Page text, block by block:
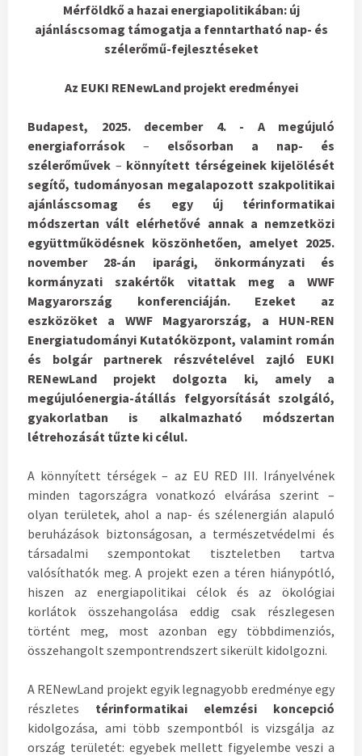
Mérföldkő a hazai energiapolitikában: új
ajánláscsomag támogatja a fenntartható nap- és
szélerőmű-fejlesztéseket
Az EUKI RENewLand projekt eredményei
Budapest, 2025. december 4. - A megújuló
energiaforrások – elsősorban a nap- és
szélerőművek – könnyített térségeinek kijelölését
segítő, tudományosan megalapozott szakpolitikai
ajánláscsomag és egy új térinformatikai
módszertan vált elérhetővé annak a nemzetközi
együttműködésnek köszönhetően, amelyet 2025.
november 28-án iparági, önkormányzati és
kormányzati szakértők vitattak meg a WWF
Magyarország konferenciáján. Ezeket az
eszközöket a WWF Magyarország, a HUN-REN
Energiatudományi Kutatóközpont, valamint román
és bolgár partnerek részvételével zajló EUKI
RENewLand projekt dolgozta ki, amely a
megújulóenergia-átállás felgyorsítását szolgáló,
gyakorlatban is alkalmazható módszertan
létrehozását tűzte ki célul.
A könnyített térségek – az EU RED III. Irányelvének
minden tagországra vonatkozó elvárása szerint –
olyan területek, ahol a nap- és szélenergián alapuló
beruházások biztonságosan, a természetvédelmi és
társadalmi szempontokat tiszteletben tartva
valósíthatók meg. A projekt ezen a téren hiánypótló,
hiszen az energiapolitikai célok és az ökológiai
korlátok összehangolása eddig csak részlegesen
történt meg, most azonban egy többdimenziós,
összehangolt szempontrendszert sikerült kidolgozni.
A RENewLand projekt egyik legnagyobb eredménye egy
részletes térinformatikai elemzési koncepció
kidolgozása, ami több szempontból is vizsgálja az
ország területét: egyebek mellett figyelembe veszi a